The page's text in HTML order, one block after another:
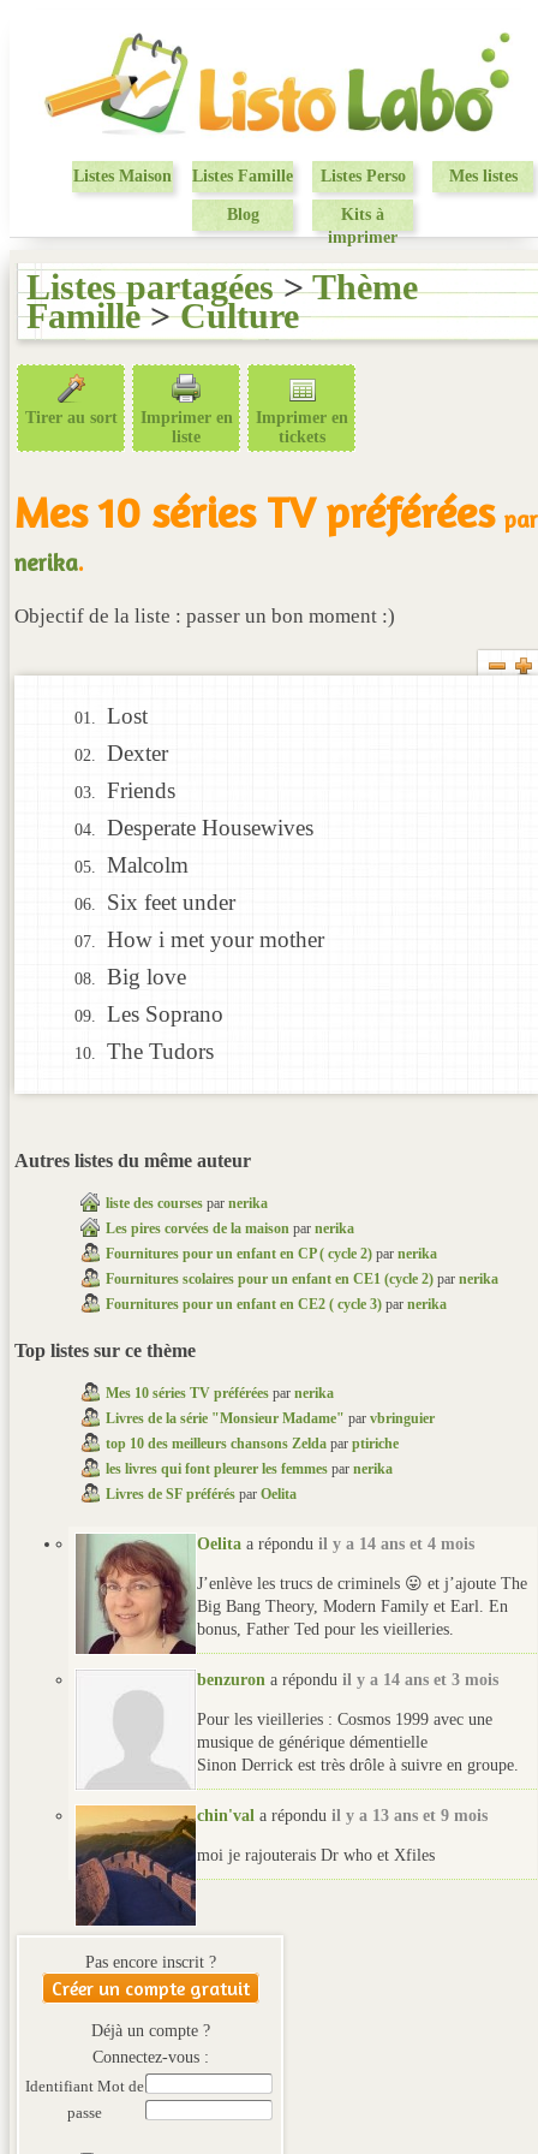
Listes Maison Listes Famille Listes Perso Mes listes
Blog
Kits à
imprimer
Listes partagées>Thème
Famille>Culture
Tirer au sort
Imprimer en
liste
Imprimer en
tickets
Mes 10 séries TV préférées par
nerika.
Objectif de la liste : passer un bon moment :)
Lost
Dexter
Friends
Desperate Housewives
Malcolm
Six feet under
How i met your mother
Big love
Les Soprano
The Tudors
Autres listes du même auteur
liste des courses par nerika
Les pires corvées de la maison par nerika
Fournitures pour un enfant en CP ( cycle 2) par nerika
Fournitures scolaires pour un enfant en CE1 (cycle 2) par nerika
Fournitures pour un enfant en CE2 ( cycle 3) par nerika
Top listes sur ce thème
Mes 10 séries TV préférées par nerika
Livres de la série "Monsieur Madame" par vbringuier
top 10 des meilleurs chansons Zelda par ptiriche
les livres qui font pleurer les femmes par nerika
Livres de SF préférés par Oelita
Oelita a répondu il y a 14 ans et 4 mois
J’enlève les trucs de criminels 😛 et j’ajoute The
Big Bang Theory, Modern Family et Earl. En
bonus, Father Ted pour les vieilleries.
benzuron a répondu il y a 14 ans et 3 mois
Pour les vieilleries : Cosmos 1999 avec une
musique de générique démentielle
Sinon Derrick est très drôle à suivre en groupe.
chin'val a répondu il y a 13 ans et 9 mois
moi je rajouterais Dr who et Xfiles
Pas encore inscrit ?
Créer un compte gratuit
Déjà un compte ?
Connectez-vous :
Identifiant Mot de
passe